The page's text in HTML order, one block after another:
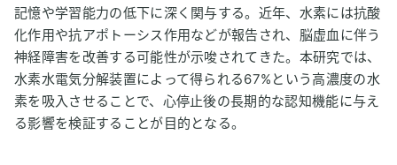
記憶や学習能力の低下に深く関与する。近年、水素には抗酸
化作用や抗アポトーシス作用などが報告され、脳虚血に伴う
神経障害を改善する可能性が示唆されてきた。本研究では、
水素水電気分解装置によって得られる67%という高濃度の水
素を吸入させることで、心停止後の長期的な認知機能に与え
る影響を検証することが目的となる。